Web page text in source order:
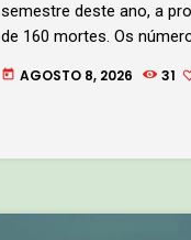
semestre deste ano, a
de 160 mortes. Os
Clique no áudio abaixo e
today AGOSTO 8, 2026 31